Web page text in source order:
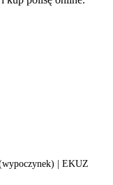
| EKUZ